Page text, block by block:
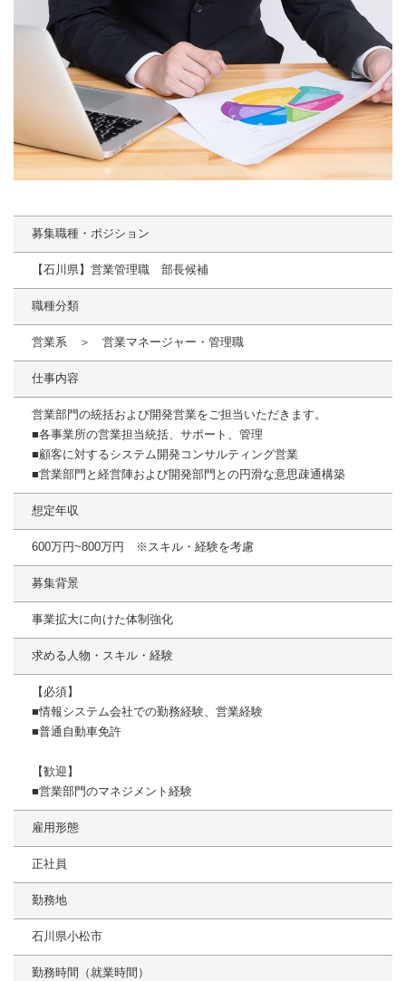
募集職種・ポジション
【石川県】営業管理職 部長候補
職種分類
営業系 ＞ 営業マネージャー・管理職
仕事内容
営業部門の統括および開発営業をご担当いただきます。
■各事業所の営業担当統括、サポート、管理
■顧客に対するシステム開発コンサルティング営業
■営業部門と経営陣および開発部門との円滑な意思疎通構築
想定年収
600万円~800万円 ※スキル・経験を考慮
募集背景
事業拡大に向けた体制強化
求める人物・スキル・経験
【必須】
■情報システム会社での勤務経験、営業経験
■普通自動車免許
【歓迎】
■営業部門のマネジメント経験
雇用形態
正社員
勤務地
石川県小松市
勤務時間（就業時間）